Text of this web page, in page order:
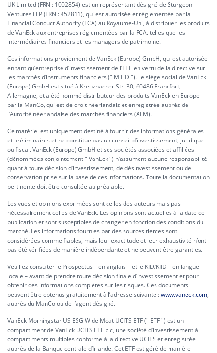
UK Limited (FRN : 1002854) est un représentant désigné de Sturgeon
Ventures LLP (FRN : 452811), qui est autorisée et réglementée par la
Financial Conduct Authority (FCA) au Royaume-Uni, à distribuer les produits
de VanEck aux entreprises réglementées par la FCA, telles que les
intermédiaires financiers et les managers de patrimoine.
Ces informations proviennent de VanEck (Europe) GmbH, qui est autorisée
en tant qu’entreprise d’investissement de l’EEE en vertu de la directive sur
les marchés d’instruments financiers (" MiFiD "). Le siège social de VanEck
(Europe) GmbH est situé à Kreuznacher Str. 30, 60486 Francfort,
Allemagne, et a été nommé distributeur des produits VanEck en Europe
par la ManCo, qui est de droit néerlandais et enregistrée auprès de
l’Autorité néerlandaise des marchés financiers (AFM).
Ce matériel est uniquement destiné à fournir des informations générales
et préliminaires et ne constitue pas un conseil d’investissement, juridique
ou fiscal. VanEck (Europe) GmbH et ses sociétés associées et affiliées
(dénommées conjointement " VanEck ") n’assument aucune responsabilité
quant à toute décision d’investissement, de désinvestissement ou de
conservation prise sur la base de ces informations. Toute la documentation
pertinente doit être consultée au préalable.
Les vues et opinions exprimées sont celles des auteurs mais pas
nécessairement celles de VanEck. Les opinions sont actuelles à la date de
publication et sont susceptibles de changer en fonction des conditions du
marché. Les informations fournies par des sources tierces sont
considérées comme fiables, mais leur exactitude et leur exhaustivité n’ont
pas été vérifiées de manière indépendante et ne peuvent être garanties.
Veuillez consulter le Prospectus – en anglais – et le KID/KIID – en langue
locale – avant de prendre toute décision finale d’investissement et pour
obtenir des informations complètes sur les risques. Ces documents
peuvent être obtenus gratuitement à l’adresse suivante :www.vaneck.com,
auprès du ManCo ou de l’agent désigné.
VanEck Morningstar US ESG Wide Moat UCITS ETF (" ETF ") est un
compartiment de VanEck UCITS ETF plc, une société d’investissement à
compartiments multiples conforme à la directive UCITS et enregistrée
auprès de la Banque centrale d’Irlande. Cet ETF est géré de manière